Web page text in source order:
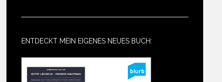
ENTDECKT MEIN EIGENES NEUES BUCH: